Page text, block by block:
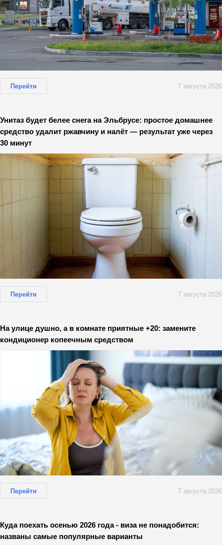
Перейти 7 августа 2026
Унитаз будет белее снега на Эльбрусе: простое домашнее
средство удалит ржавчину и налёт — результат уже через
30 минут
Перейти 7 августа 2026
На улице душно, а в комнате приятные +20: замените
кондиционер копеечным средством
Перейти 7 августа 2026
Куда поехать осенью 2026 года - виза не понадобится:
названы самые популярные варианты